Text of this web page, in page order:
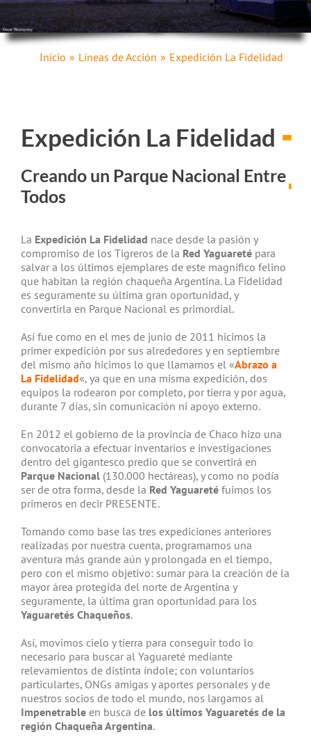
Inicio Líneas de Acción Expedición La Fidelidad
Expedición La Fidelidad
Creando un Parque Nacional Entre
Todos
La Expedición La Fidelidad nace desde la pasión y
compromiso de los Tigreros de la Red Yaguareté para
salvar a los últimos ejemplares de este magnífico felino
que habitan la región chaqueña Argentina. La Fidelidad
es seguramente su última gran oportunidad, y
convertirla en Parque Nacional es primordial.
Así fue como en el mes de junio de 2011 hicimos la
primer expedición por sus alrededores y en septiembre
del mismo año hicimos lo que llamamos el «Abrazo a
La Fidelidad«, ya que en una misma expedición, dos
equipos la rodearon por completo, por tierra y por agua,
durante 7 días, sin comunicación ni apoyo externo.
En 2012 el gobierno de la provincia de Chaco hizo una
convocatoria a efectuar inventarios e investigaciones
dentro del gigantesco predio que se convertirá en
Parque Nacional (130.000 hectáreas), y como no podía
ser de otra forma, desde la Red Yaguareté fuimos los
primeros en decir PRESENTE.
Tomando como base las tres expediciones anteriores
realizadas por nuestra cuenta, programamos una
aventura más grande aún y prolongada en el tiempo,
pero con el mismo objetivo: sumar para la creación de la
mayor área protegida del norte de Argentina y
seguramente, la última gran oportunidad para los
Yaguaretés Chaqueños.
Así, movimos cielo y tierra para conseguir todo lo
necesario para buscar al Yaguareté mediante
relevamientos de distinta índole; con voluntarios
particulartes, ONGs amigas y aportes personales y de
nuestros socios de todo el mundo, nos largamos al
Impenetrable en busca de los últimos Yaguaretés de la
región Chaqueña Argentina.